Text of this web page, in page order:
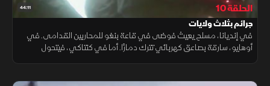
44:11 الحلقة 10
جرائم بثلاث ولايات
في إنديانا، مسلح يعيث فوضى في قاعة بنغو للمحاربين القدامى. في
أوهايو، سارقة بصاعق كهربائي تترك دمارًا. أما في كنتاكي، فيتحول